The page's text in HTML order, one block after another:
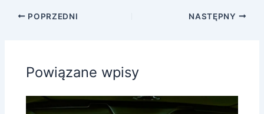
POPRZEDNI NASTĘPNY
Powiązane wpisy